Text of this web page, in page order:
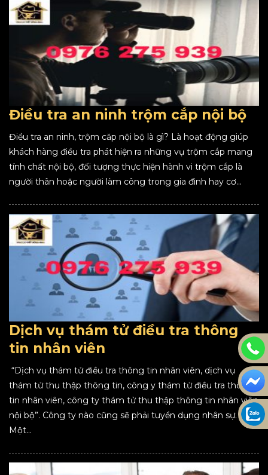
Điều tra an ninh trộm cắp nội bộ
Điều tra an ninh, trộm căp nội bộ là gì? Là hoạt động giúp
khách hàng điều tra phát hiện ra những vụ trộm cắp mang
tính chất nội bộ, đối tượng thực hiện hành vi trộm cắp là
người thân hoặc người làm công trong gia đình hay cơ...
Dịch vụ thám tử điều tra thông
tin nhân viên
“Dịch vụ thám tử điều tra thông tin nhân viên, dịch vụ
thám tử thu thập thông tin, công y thám tử điều tra thông
tin nhân viên, công ty thám tử thu thập thông tin nhân viên
nội bộ”. Công ty nào cũng sẽ phải tuyển dụng nhân sự.
Một...